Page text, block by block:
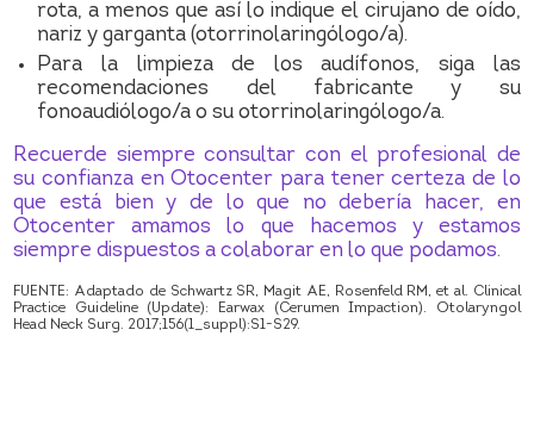
rota, a menos que así lo indique el cirujano de oído,
nariz y garganta (otorrinolaringólogo/a).
Para la limpieza de los audífonos, siga las
recomendaciones del fabricante y su
fonoaudiólogo/a o su otorrinolaringólogo/a.
Recuerde siempre consultar con el profesional de
su confianza en Otocenter para tener certeza de lo
que está bien y de lo que no debería hacer, en
Otocenter amamos lo que hacemos y estamos
siempre dispuestos a colaborar en lo que podamos.
FUENTE: Adaptado de Schwartz SR, Magit AE, Rosenfeld RM, et al. Clinical
Practice Guideline (Update): Earwax (Cerumen Impaction). Otolaryngol
Head Neck Surg. 2017;156(1_suppl):S1-S29.